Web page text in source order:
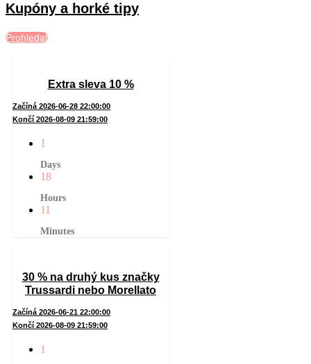
Kupóny a horké tipy
Prohledat
Extra sleva 10 %
Začíná 2026-06-28 22:00:00
Končí 2026-08-09 21:59:00
1
Days
18
Hours
11
Minutes
30 % na druhý kus značky
Trussardi nebo Morellato
Začíná 2026-06-21 22:00:00
Končí 2026-08-09 21:59:00
1